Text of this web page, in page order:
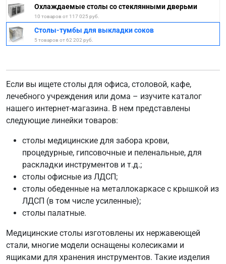
Охлаждаемые столы со стеклянными дверьми
10 товаров от 117 025 руб.
Столы-тумбы для выкладки соков
5 товаров от 62 202 руб.
Если вы ищете столы для офиса, столовой, кафе,
лечебного учреждения или дома – изучите каталог
нашего интернет-магазина. В нем представлены
следующие линейки товаров:
столы медицинские для забора крови,
процедурные, гипсовочные и пеленальные, для
раскладки инструментов и т.д.;
столы офисные из ЛДСП;
столы обеденные на металлокаркасе с крышкой из
ЛДСП (в том числе усиленные);
столы палатные.
Медицинские столы изготовлены их нержавеющей
стали, многие модели оснащены колесиками и
ящиками для хранения инструментов. Такие изделия